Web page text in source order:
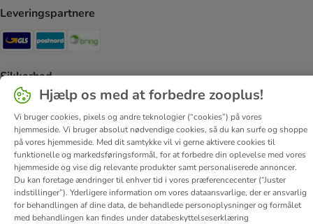
Leveringspartnere
GLS Shipping Method
Postnord Shipping Method
Sikkerhed
Security Security
Om os Job hos zooplus
Firmaoplysninger
Forordning om digitale tjenester
Generelle vilkår
Hjælp os med at forbedre zooplus!
Vi bruger cookies, pixels og andre teknologier (“cookies”) på vores
hjemmeside. Vi bruger absolut nødvendige cookies, så du kan surfe og shoppe
på vores hjemmeside. Med dit samtykke vil vi gerne aktivere cookies til
funktionelle og markedsføringsformål, for at forbedre din oplevelse med vores
hjemmeside og vise dig relevante produkter samt personaliserede annoncer.
Du kan foretage ændringer til enhver tid i vores præferencecenter (“Juster
indstillinger”). Yderligere information om vores dataansvarlige, der er ansvarlig
for behandlingen af ​​dine data, de behandlede personoplysninger og formålet
med behandlingen kan findes under databeskyttelseserklæring